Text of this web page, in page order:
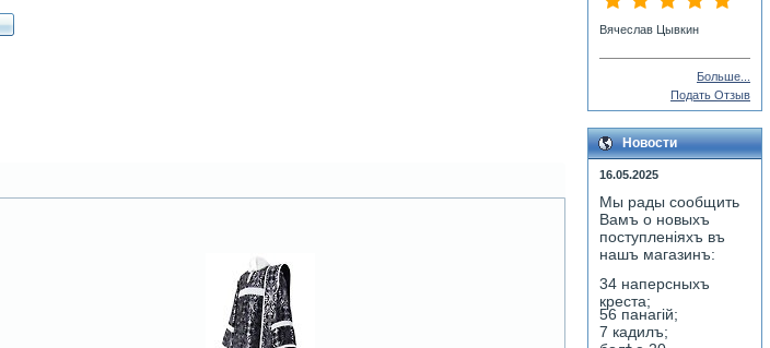
Вячеслав Цывкин
Больше...
Подать Отзыв
Новости
16.05.2025
Мы рады сообщить
Вамъ о новыхъ
поступленiяхъ въ
нашъ магазинъ:
34 наперсныхъ
креста;
56 панагiй;
7 кадилъ;